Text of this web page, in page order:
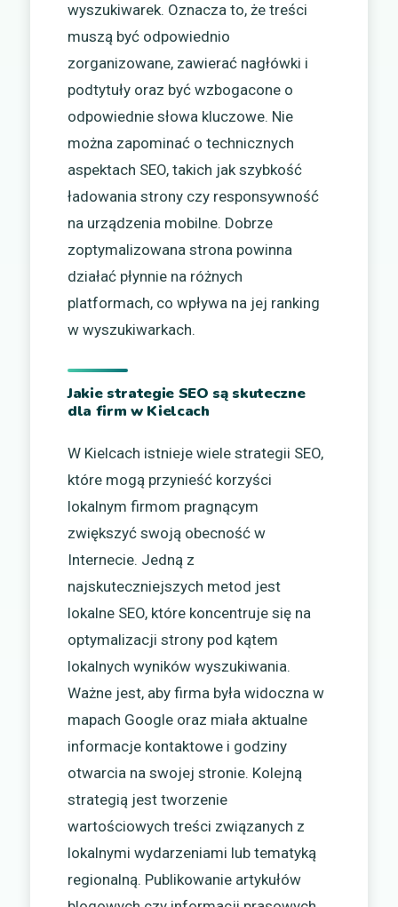
wyszukiwarek. Oznacza to, że treści
muszą być odpowiednio
zorganizowane, zawierać nagłówki i
podtytuły oraz być wzbogacone o
odpowiednie słowa kluczowe. Nie
można zapominać o technicznych
aspektach SEO, takich jak szybkość
ładowania strony czy responsywność
na urządzenia mobilne. Dobrze
zoptymalizowana strona powinna
działać płynnie na różnych
platformach, co wpływa na jej ranking
w wyszukiwarkach.
Jakie strategie SEO są skuteczne
dla firm w Kielcach
W Kielcach istnieje wiele strategii SEO,
które mogą przynieść korzyści
lokalnym firmom pragnącym
zwiększyć swoją obecność w
Internecie. Jedną z
najskuteczniejszych metod jest
lokalne SEO, które koncentruje się na
optymalizacji strony pod kątem
lokalnych wyników wyszukiwania.
Ważne jest, aby firma była widoczna w
mapach Google oraz miała aktualne
informacje kontaktowe i godziny
otwarcia na swojej stronie. Kolejną
strategią jest tworzenie
wartościowych treści związanych z
lokalnymi wydarzeniami lub tematyką
regionalną. Publikowanie artykułów